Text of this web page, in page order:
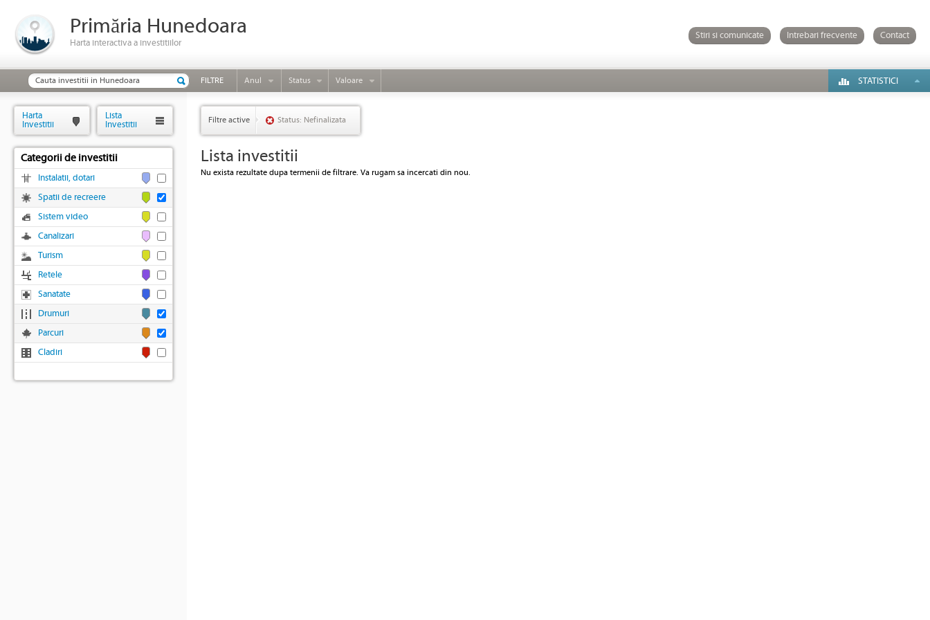
Primăria Hunedoara
Harta interactiva a investitiilor
Stiri si comunicate Intrebari frecvente Contact
FILTRE Anul Status Valoare STATISTICI
Filtre active Status: Nefinalizata
Lista investitii
Nu exista rezultate dupa termenii de filtrare. Va rugam sa incercati din nou.
Harta
Investitii
Lista
Investitii
Categorii de investitii
Instalatii, dotari
Spatii de recreere
Sistem video
Canalizari
Turism
Retele
Sanatate
Drumuri
Parcuri
Cladiri